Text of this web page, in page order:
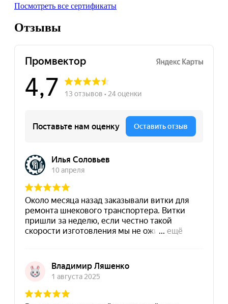
Посмотреть все сертификаты
Отзывы